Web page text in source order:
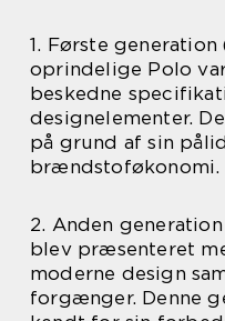
1. Første generation
oprindelige Polo
beskedne
designelementer.
på grund af sin
brændstoføkonomi.
2. Anden
blev præsenteret
moderne design
forgænger. Denne